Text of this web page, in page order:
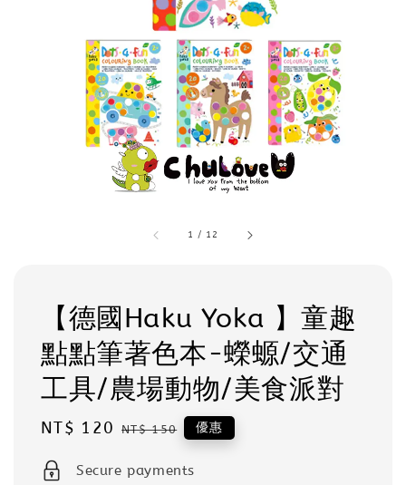
1 / 12
【德國Haku Yoka 】童趣
點點筆著色本-蠑螈/交通
工具/農場動物/美食派對
Sale
NT$ 120 Regular
NT$ 150 優惠
Secure payments